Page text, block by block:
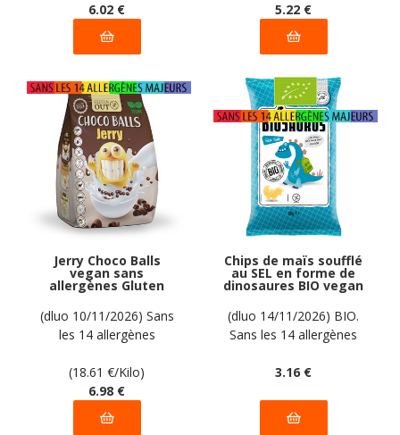
déclarées par le
fabricant.
6.02 €
5.22 €
Jerry Choco Balls
vegan sans
allergènes Gluten
Out : 375 grammes
(dluo 10/11/2026) Sans
les 14 allergènes
(18.61 €/Kilo)
6.98 €
Chips de maïs soufflé
au SEL en forme de
dinosaures BIO vegan
sans allergènes
Biosaurus : 50
grammes
(dluo 14/11/2026) BIO.
Sans les 14 allergènes
3.16 €